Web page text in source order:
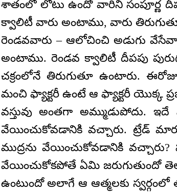
శాతంలో లోటు ఉందో వారిని సంపూర్ణ
క్వాలిటీ వారు అంటాము, వారు
రెండవవారు – ఆలోచించి అడుగు
అంటాము. రెండవ క్వాలిటీ దీపపు
చక్రంలోనే తిరుగుతూ ఉంటారు.
మంచి ఫ్యాక్టరీ ఉంటే ఆ ఫ్యాక్టరీ యొక్క
వస్తువు అంతగా అమ్ముడుపోదు.
వేయించుకోవడానికి వచ్చారు. ట్రేడ్
ముద్రను వేయించుకోవడానికి వచ్చారు?
వేయించుకోకపోతే ఏమి జరుగుతుందో
ఉంటుందో అలాగే ఆ ఆత్మలకు